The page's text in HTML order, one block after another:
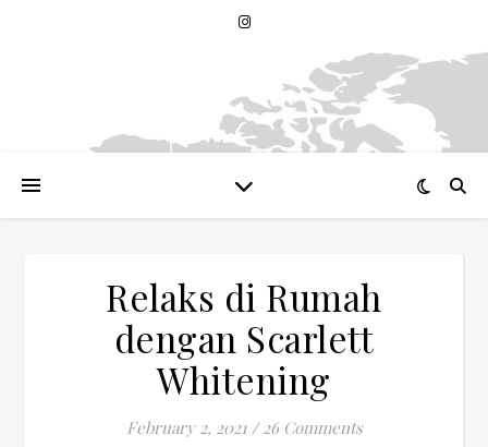
Relaks di Rumah
dengan Scarlett
Whitening
February 2, 2021 / 26 Comments